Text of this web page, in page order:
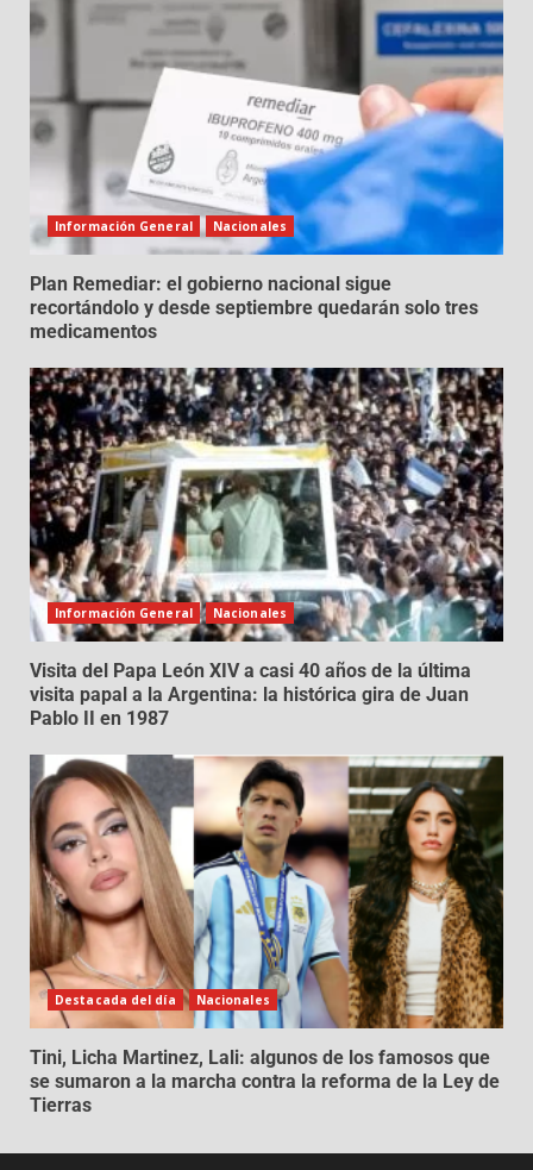
Información General Nacionales
Plan Remediar: el gobierno nacional sigue
recortándolo y desde septiembre quedarán solo tres
medicamentos
Información General Nacionales
Visita del Papa León XIV a casi 40 años de la última
visita papal a la Argentina: la histórica gira de Juan
Pablo II en 1987
Destacada del día Nacionales
Tini, Licha Martinez, Lali: algunos de los famosos que
se sumaron a la marcha contra la reforma de la Ley de
Tierras